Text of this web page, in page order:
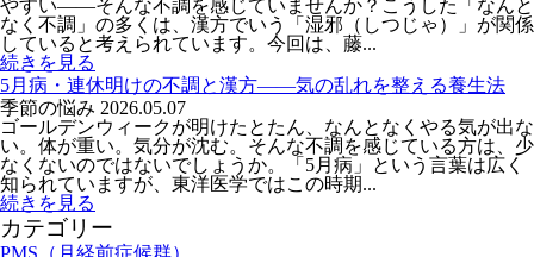
やすい――そんな不調を感じていませんか？こうした「なんと
なく不調」の多くは、漢方でいう「湿邪（しつじゃ）」が関係
していると考えられています。今回は、藤...
続きを見る
5月病・連休明けの不調と漢方――気の乱れを整える養生法
季節の悩み 2026.05.07
ゴールデンウィークが明けたとたん、なんとなくやる気が出な
い。体が重い。気分が沈む。そんな不調を感じている方は、少
なくないのではないでしょうか。「5月病」という言葉は広く
知られていますが、東洋医学ではこの時期...
続きを見る
カテゴリー
PMS（月経前症候群）